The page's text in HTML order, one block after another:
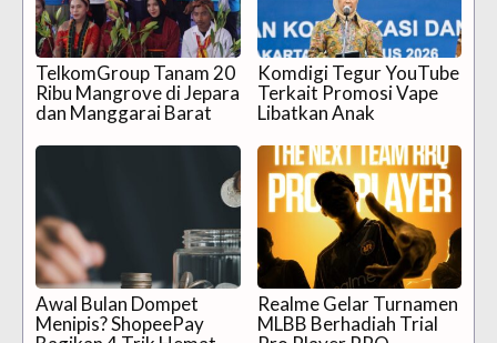
TelkomGroup Tanam 20
Ribu Mangrove di Jepara
dan Manggarai Barat
Komdigi Tegur YouTube
Terkait Promosi Vape
Libatkan Anak
Awal Bulan Dompet
Menipis? ShopeePay
Realme Gelar Turnamen
MLBB Berhadiah Trial